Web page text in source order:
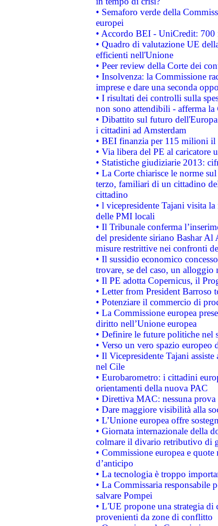
• Semaforo verde della
europei
• Accordo BEI - UniCredit:
• Quadro di valutazione UE
efficienti nell'Unione
• Peer review della Corte dei
• Insolvenza: la Commissione
imprese e dare una seconda
• I risultati dei controlli sulla
non sono attendibili - afferma la
• Dibattito sul futuro
i cittadini ad Amsterdam
• BEI finanzia per 115 milioni
• Via libera del PE al caricatore
• Statistiche giudiziarie 2013:
• La Corte chiarisce le norme
terzo, familiari di un cittadino
cittadino
• l vicepresidente Tajani visita
delle PMI locali
• Il Tribunale conferma
del presidente siriano Bashar Al
misure restrittive nei confronti
• Il sussidio economico
trovare, se del caso, un
• Il PE adotta Copernicus, il
• Letter from President Barroso
• Potenziare il commercio di
• La Commissione europea
diritto nell’Unione europea
• Definire le future politiche nel
• Verso un vero spazio
• Il Vicepresidente Tajani
nel Cile
• Eurobarometro: i cittadini
orientamenti della nuova PAC
• Direttiva MAC: nessuna
• Dare maggiore visibilità alla
• L’Unione europea offre
• Giornata internazionale della
colmare il divario retributivo di
• Commissione europea e
d’anticipo
• La tecnologia è troppo
• La Commissaria responsabile
salvare Pompei
• L'UE propone una strategia
provenienti da zone di conflitto